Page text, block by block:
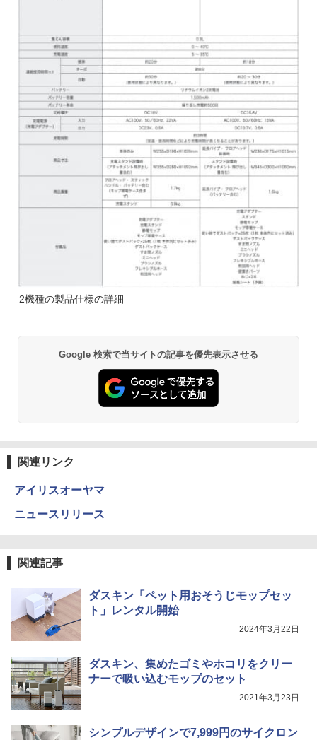
2機種の製品仕様の詳細
Google 検索で当サイトの記事を優先表示させる
関連リンク
アイリスオーヤマ
ニュースリリース
関連記事
ダスキン「ペット用おそうじモップセッ
ト」レンタル開始
2024年3月22日
ダスキン、集めたゴミやホコリをクリー
ナーで吸い込むモップのセット
2021年3月23日
シンプルデザインで7,999円のサイクロン